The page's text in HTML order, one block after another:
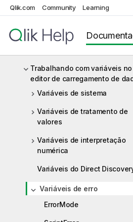
Qlik.com Community Learning
gráficos
Palavras-chave e comandos
Trabalhando com variáveis no
editor de carregamento de
Variáveis de sistema
Variáveis de tratamento de
valores
Variáveis de interpretação
numérica
Variáveis do Direct
Variáveis de erro
ErrorMode